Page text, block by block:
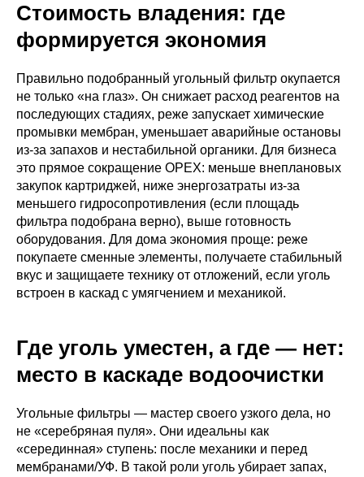
Стоимость владения: где
формируется экономия
Правильно подобранный угольный фильтр окупается
не только «на глаз». Он снижает расход реагентов на
последующих стадиях, реже запускает химические
промывки мембран, уменьшает аварийные остановы
из-за запахов и нестабильной органики. Для бизнеса
это прямое сокращение OPEX: меньше внеплановых
закупок картриджей, ниже энергозатраты из-за
меньшего гидросопротивления (если площадь
фильтра подобрана верно), выше готовность
оборудования. Для дома экономия проще: реже
покупаете сменные элементы, получаете стабильный
вкус и защищаете технику от отложений, если уголь
встроен в каскад с умягчением и механикой.
Где уголь уместен, а где — нет:
место в каскаде водоочистки
Угольные фильтры — мастер своего узкого дела, но
не «серебряная пуля». Они идеальны как
«серединная» ступень: после механики и перед
мембранами/УФ. В такой роли уголь убирает запах,